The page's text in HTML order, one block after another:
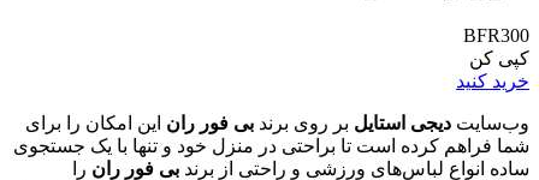
BFR300
کپی کن
خرید کنید
وب‌سایت دیجی استایل بر روی برند بی فور ران این امکان را برای
شما فراهم کرده است تا براحتی در منزل خود و تنها با یک جستجوی
ساده انواع لباس‌های ورزشی و راحتی از برند بی فور ران را